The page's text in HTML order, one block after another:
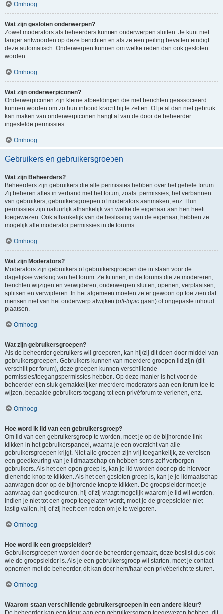
Omhoog
Wat zijn gesloten onderwerpen?
Zowel moderators als beheerders kunnen onderwerpen sluiten. Je kunt niet
langer antwoorden op deze berichten en als ze een peiling bevatten eindigt
deze automatisch. Onderwerpen kunnen om welke reden dan ook gesloten
worden.
Omhoog
Wat zijn onderwerpiconen?
Onderwerpiconen zijn kleine afbeeldingen die met berichten geassocieerd
kunnen worden om zo hun inhoud kracht bij te zetten. Of je al dan niet gebruik
kan maken van onderwerpiconen hangt af van de door de beheerder
ingestelde permissies.
Omhoog
Gebruikers en gebruikersgroepen
Wat zijn Beheerders?
Beheerders zijn gebruikers die alle permissies hebben over het gehele forum.
Zij beheren alles in verband met het forum, zoals: permissies, het verbannen
van gebruikers, gebruikersgroepen of moderators aanmaken, enz. Hun
permissies zijn natuurlijk afhankelijk van welke de eigenaar aan hen heeft
toegewezen. Ook afhankelijk van de beslissing van de eigenaar, hebben ze
mogelijk alle moderator permissies in de forums.
Omhoog
Wat zijn Moderators?
Moderators zijn gebruikers of gebruikersgroepen die in staan voor de
dagelijkse werking van het forum. Ze kunnen, in de forums die ze modereren,
berichten wijzigen en verwijderen; onderwerpen sluiten, openen, verplaatsen,
splitsen en verwijderen. In het algemeen moeten ze er gewoon op toe zien dat
mensen niet van het onderwerp afwijken (off-topic gaan) of ongepaste inhoud
plaatsen.
Omhoog
Wat zijn gebruikersgroepen?
Als de beheerder gebruikers wil groeperen, kan hij/zij dit doen door middel van
gebruikersgroepen. Gebruikers kunnen van meerdere groepen lid zijn (dit
verschilt per forum), deze groepen kunnen verschillende
permissies/toegangspermissies hebben. Op deze manier is het voor de
beheerder een stuk gemakkelijker meerdere moderators aan een forum toe te
wijzen, bepaalde gebruikers toegang tot een privéforum te verlenen, enz.
Omhoog
Hoe word ik lid van een gebruikersgroep?
Om lid van een gebruikersgroep te worden, moet je op de bijhorende link
klikken in het gebruikerspaneel, waarna je een overzicht van alle
gebruikersgroepen krijgt. Niet alle groepen zijn vrij toegankelijk, ze vereisen
een goedkeuring van je lidmaatschap en hebben soms zelf verborgen
gebruikers. Als het een open groep is, kan je lid worden door op de hiervoor
dienende knop te klikken. Als het een gesloten groep is, kan je je lidmaatschap
aanvragen door op de bijhorende knop te klikken. De groepsleider moet je
aanvraag dan goedkeuren, hij of zij vraagt mogelijk waarom je lid wil worden.
Indien je niet tot een groep toegelaten wordt, moet je de groepsleider niet
lastig vallen, hij of zij heeft een reden om je te weigeren.
Omhoog
Hoe word ik een groepsleider?
Gebruikersgroepen worden door de beheerder gemaakt, deze beslist dus ook
wie de groepsleider is. Als je een gebruikersgroep wil starten, moet je contact
opnemen met de beheerder, dit kan door hem/haar een privébericht te sturen.
Omhoog
Waarom staan verschillende gebruikersgroepen in een andere kleur?
De beheerder kan een kleur aan een gebruikersgroep toegewezen hebben, dit